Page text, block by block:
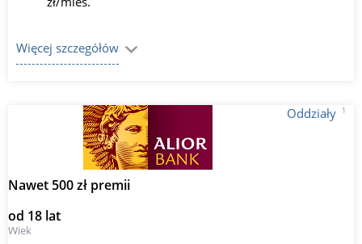
Więcej szczegółów
Oddziały 1
Nawet 500 zł premii
od 18 lat
Wiek